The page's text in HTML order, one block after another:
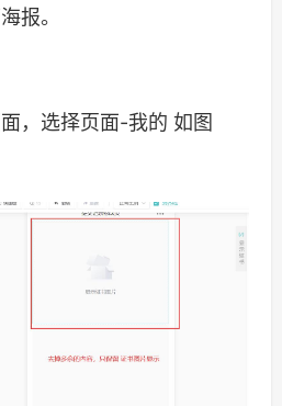
报。
，选择页面-我的 如图